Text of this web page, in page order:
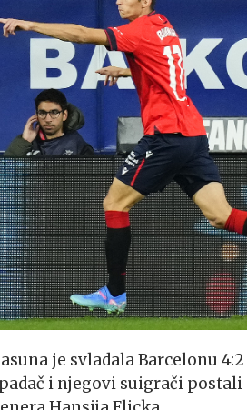
je svladala Barcelonu
i njegovi suigrači